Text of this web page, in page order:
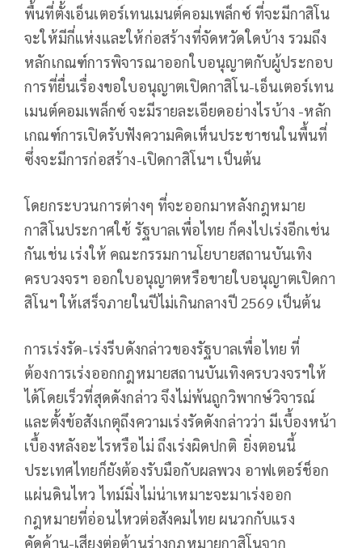
พื้นที่ตั้งเอ็นเตอร์เทนเมนต์คอมเพล็กซ์ ที่จะมีกาสิโน
จะให้มีกี่แห่งและให้ก่อสร้างที่จัดหวัดใดบ้าง รวมถึง
หลักเกณฑ์การพิจารณาออกใบอนุญาตกับผู้ประกอบ
การที่ยื่นเรื่องขอใบอนุญาตเปิดกาสิโน-เอ็นเตอร์เทน
เมนต์คอมเพล็กซ์ จะมีรายละเอียดอย่างไรบ้าง -หลัก
เกณฑ์การเปิดรับฟังความคิดเห็นประชาชนในพื้นที่
ซึ่งจะมีการก่อสร้าง-เปิดกาสิโนฯ เป็นต้น
โดยกระบวนการต่างๆ ที่จะออกมาหลังกฎหมาย
กาสิโนประกาศใช้ รัฐบาลเพื่อไทย ก็คงไปเร่งอีกเช่น
กันเช่น เร่งให้ คณะกรรมกานโยบายสถานบันเทิง
ครบวงจรฯ ออกใบอนุญาตหรือขายใบอนุญาตเปิดกา
สิโนฯ ให้เสร็จภายในปีไม่เกินกลางปี 2569 เป็นต้น
การเร่งรัด-เร่งรีบดังกล่าวของรัฐบาลเพื่อไทย ที่
ต้องการเร่งออกกฎหมายสถานบันเทิงครบวงจรฯให้
ได้โดยเร็วที่สุดดังกล่าว จึงไม่พ้นถูกวิพากษ์วิจารณ์
และตั้งข้อสังเกตุถึงความเร่งรัดดังกล่าวว่า มีเบื้องหน้า
เบื้องหลังอะไรหรือไม่ ถึงเร่งผิดปกติ ยิ่งตอนนี้
ประเทศไทยก็ยังต้องรับมือกับผลพวง อาฟเตอร์ช็อก
แผ่นดินไหว ไทม์มิ่งไม่น่าเหมาะจะมาเร่งออก
กฎหมายที่อ่อนไหวต่อสังคมไทย ผนวกกับแรง
คัดค้าน-เสียงต่อต้านร่างกฎหมายกาสิโนจาก